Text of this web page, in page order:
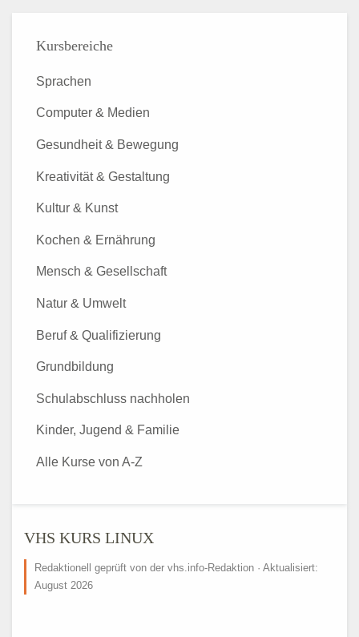
VHS KURS LINUX
Redaktionell geprüft von der vhs.info-Redaktion · Aktualisiert:
August 2026
Kursbereiche
Sprachen
Computer & Medien
Gesundheit & Bewegung
Kreativität & Gestaltung
Kultur & Kunst
Kochen & Ernährung
Mensch & Gesellschaft
Natur & Umwelt
Beruf & Qualifizierung
Grundbildung
Schulabschluss nachholen
Kinder, Jugend & Familie
Alle Kurse von A-Z